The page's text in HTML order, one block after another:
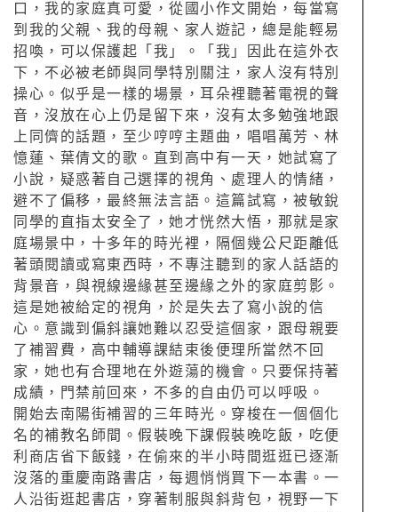
口，我的家庭真可愛，從國小作文開始，每當寫
到我的父親、我的母親、家人遊記，總是能輕易
招喚，可以保護起「我」。「我」因此在這外衣
下，不必被老師與同學特別關注，家人沒有特別
操心。似乎是一樣的場景，耳朵裡聽著電視的聲
音，沒放在心上仍是留下來，沒有太多勉強地跟
上同儕的話題，至少哼哼主題曲，唱唱萬芳、林
憶蓮、葉倩文的歌。直到高中有一天，她試寫了
小說，疑惑著自己選擇的視角、處理人的情緒，
避不了偏移，最終無法言語。這篇試寫，被敏銳
同學的直指太安全了，她才恍然大悟，那就是家
庭場景中，十多年的時光裡，隔個幾公尺距離低
著頭閱讀或寫東西時，不專注聽到的家人話語的
背景音，與視線邊緣甚至邊緣之外的家庭剪影。
這是她被給定的視角，於是失去了寫小說的信
心。意識到偏斜讓她難以忍受這個家，跟母親要
了補習費，高中輔導課結束後便理所當然不回
家，她也有合理地在外遊蕩的機會。只要保持著
成績，門禁前回來，不多的自由仍可以呼吸。
開始去南陽街補習的三年時光。穿梭在一個個化
名的補教名師間。假裝晚下課假裝晚吃飯，吃便
利商店省下飯錢，在偷來的半小時間逛逛已逐漸
沒落的重慶南路書店，每週悄悄買下一本書。一
人沿街逛起書店，穿著制服與斜背包，視野一下